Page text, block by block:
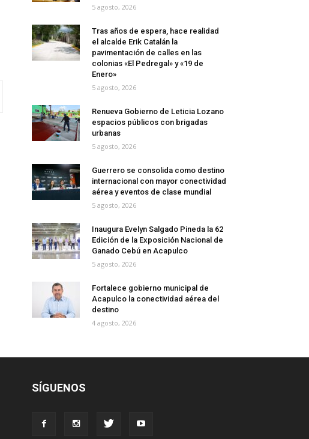
5 agosto, 2026
Tras años de espera, hace realidad
el alcalde Erik Catalán la
pavimentación de calles en las
colonias «El Pedregal» y «19 de
Enero»
5 agosto, 2026
Renueva Gobierno de Leticia Lozano
espacios públicos con brigadas
urbanas
5 agosto, 2026
Guerrero se consolida como destino
internacional con mayor conectividad
aérea y eventos de clase mundial
5 agosto, 2026
Inaugura Evelyn Salgado Pineda la 62
Edición de la Exposición Nacional de
Ganado Cebú en Acapulco
5 agosto, 2026
Fortalece gobierno municipal de
Acapulco la conectividad aérea del
destino
4 agosto, 2026
SÍGUENOS